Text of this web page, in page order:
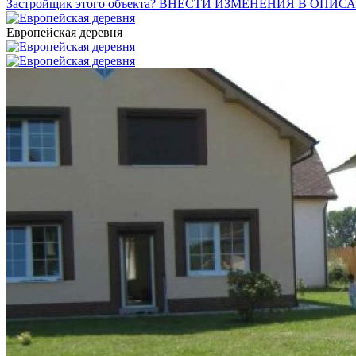
Застройщик этого объекта? ВНЕСТИ ИЗМЕНЕНИЯ В
Европейская деревня